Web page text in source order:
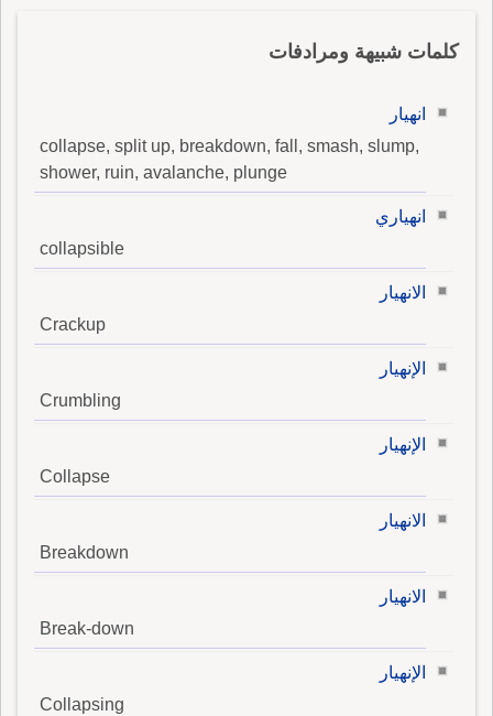
كلمات شبيهة ومرادفات
انهيار
collapse, split up, breakdown, fall, smash, slump,
shower, ruin, avalanche, plunge
انهياري
collapsible
الانهيار
Crackup
الإنهيار
Crumbling
الإنهيار
Collapse
الانهيار
Breakdown
الانهيار
Break-down
الإنهيار
Collapsing